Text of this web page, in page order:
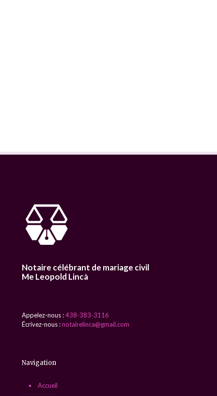
Notaire célébrant de mariage civil
Me Leopold Lincà
Appelez-nous :438-383-3116
Écrivez-nous :notairelinca@gmail.com
Navigation
Accueil